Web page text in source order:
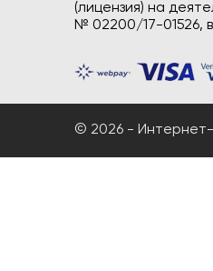
(лицензия) на
№ 02200/17-01526,
© 2026 -